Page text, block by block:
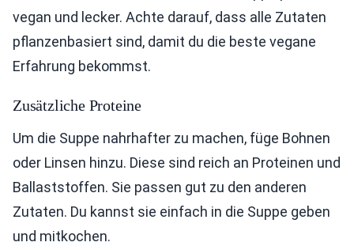
vegan und lecker. Achte darauf, dass alle Zutaten
pflanzenbasiert sind, damit du die beste vegane
Erfahrung bekommst.
Zusätzliche Proteine
Um die Suppe nahrhafter zu machen, füge Bohnen
oder Linsen hinzu. Diese sind reich an Proteinen und
Ballaststoffen. Sie passen gut zu den anderen
Zutaten. Du kannst sie einfach in die Suppe geben
und mitkochen.